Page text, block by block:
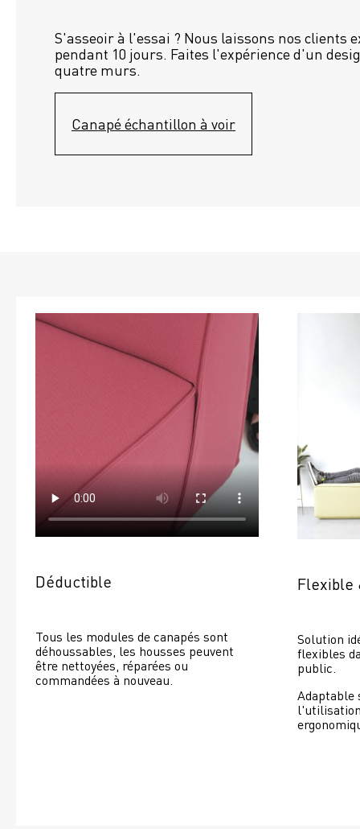
S'asseoir à l'essai ? Nous laissons nos clients
pendant 10 jours. Faites l'expérience d'un
quatre murs.
Canapé échantillon à voir
Déductible
Tous les modules de canapés sont
déhoussables, les housses peuvent
être nettoyées, réparées ou
commandées à nouveau.
Flexible
Solution
flexibles
public.
Adaptable